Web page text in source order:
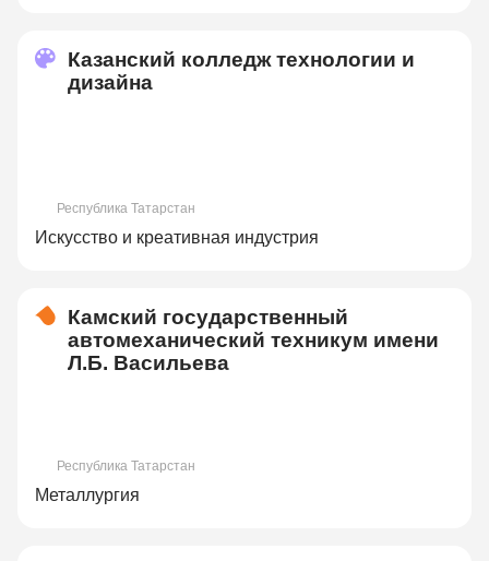
Казанский колледж технологии и
дизайна
Республика Татарстан
Искусство и креативная индустрия
Камский государственный
автомеханический техникум имени
Л.Б. Васильева
Республика Татарстан
Металлургия